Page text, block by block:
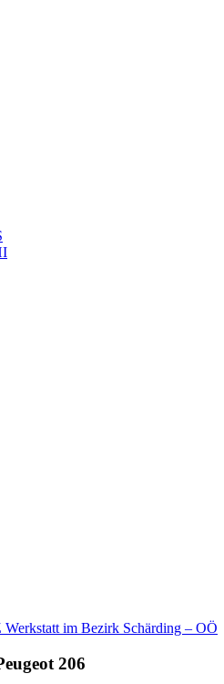
im Bezirk Schärding – OÖ
206